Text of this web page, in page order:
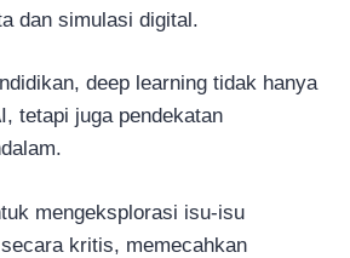
dan simulasi digital.
deep learning tidak hanya
tetapi juga pendekatan
mengeksplorasi isu-isu
kritis, memecahkan